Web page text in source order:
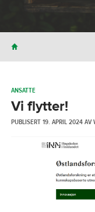
H
ANSATTE
Vi flytter!
PUBLISERT19. APRIL 2024AV